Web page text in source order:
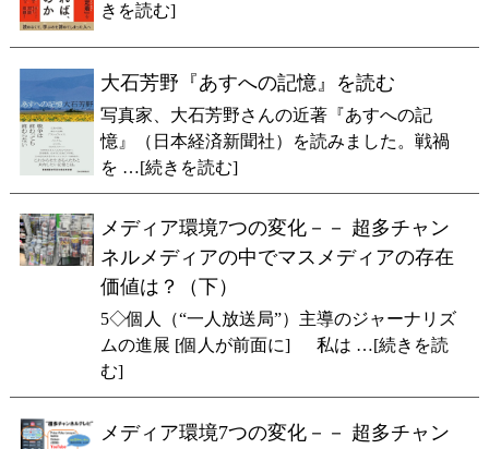
きを読む]
大石芳野『あすへの記憶』を読む
写真家、大石芳野さんの近著『あすへの記
憶』（日本経済新聞社）を読みました。戦禍
を …[続きを読む]
メディア環境7つの変化－－ 超多チャン
ネルメディアの中でマスメディアの存在
価値は？（下）
5◇個人（“一人放送局”）主導のジャーナリズ
ムの進展 [個人が前面に] 私は …[続きを読
む]
メディア環境7つの変化－－ 超多チャン